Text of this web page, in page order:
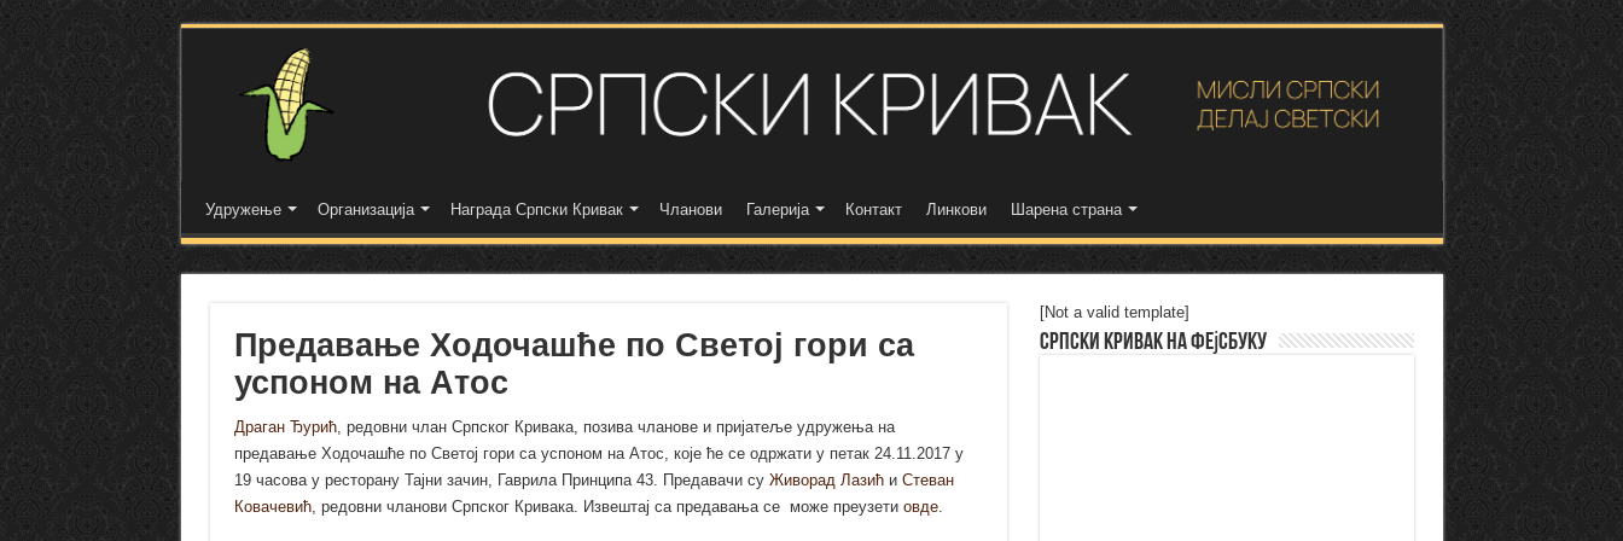
Удружење Организација Награда Српски Кривак Чланови Галерија Контакт Линкови Шарена страна
Предавање Ходочашће по Светој гори са
успоном на Атос
Драган Ђурић, редовни члан Српског Кривака, позива чланове и пријатеље удружења на
предавање Ходочашће по Светој гори са успоном на Атос, које ће се одржати у петак 24.11.2017 у
19 часова у ресторану Тајни зачин, Гаврила Принципа 43. Предавачи су Живорад Лазићи Стеван
Ковачевић, редовни чланови Српског Кривака. Извештај са предавања се може преузети овде.
[Not a valid template]
Српски Кривак на Фејсбуку